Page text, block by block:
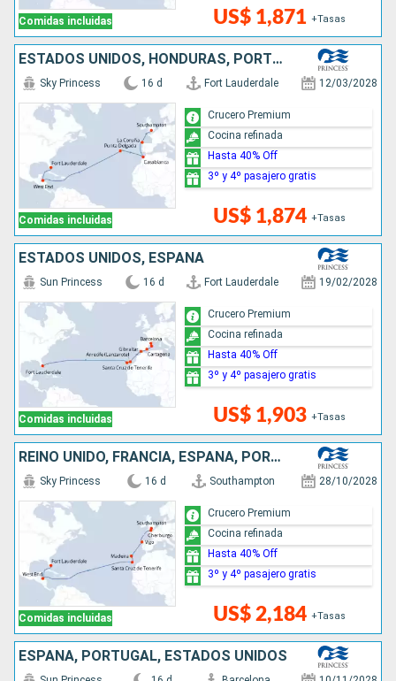
Comidas incluidas US$ 1,871 +Tasas
ESTADOS UNIDOS, HONDURAS, PORTUGAL, MARRUECOS, ESPAÑA, REINO UNIDO
Comidas incluidas
Sky Princess 16 d Fort Lauderdale 12/03/2028
US$ 1,874 +Tasas
Crucero Premium
Cocina refinada
Hasta 40% Off
3º y 4º pasajero gratis
ESTADOS UNIDOS, ESPAÑA
Comidas incluidas
Sun Princess 16 d Fort Lauderdale 19/02/2028
US$ 1,903 +Tasas
Crucero Premium
Cocina refinada
Hasta 40% Off
3º y 4º pasajero gratis
REINO UNIDO, FRANCIA, ESPAÑA, PORTUGAL, HONDURAS, ESTADOS UNIDOS
Comidas incluidas
Sky Princess 16 d Southampton 28/10/2028
US$ 2,184 +Tasas
Crucero Premium
Cocina refinada
Hasta 40% Off
3º y 4º pasajero gratis
ESPAÑA, PORTUGAL, ESTADOS UNIDOS